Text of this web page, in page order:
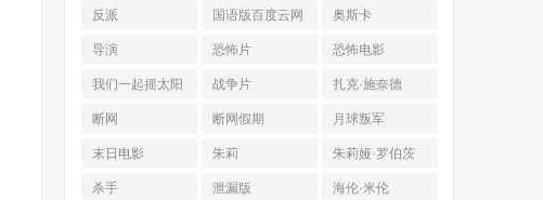
反派
国语版百度云网
盘
奥斯卡
导演 恐怖片 恐怖电影
我们一起摇太阳 战争片 扎克·施奈德
断网 断网假期 月球叛军
末日电影 朱莉 朱莉娅·罗伯茨
杀手 泄漏版 海伦·米伦